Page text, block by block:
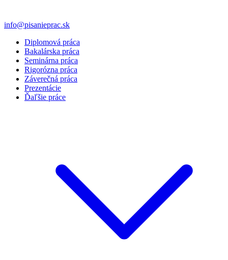
info@pisanieprac.sk
Diplomová práca
Bakalárska práca
Seminárna práca
Rigorózna práca
Záverečná práca
Prezentácie
Ďaľšie práce